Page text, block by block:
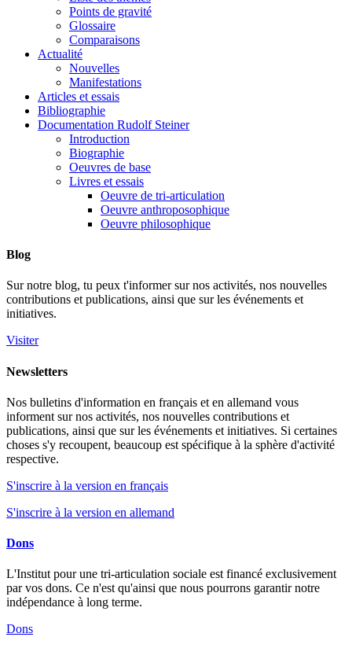
Points de gravité
Glossaire
Comparaisons
Actualité
Nouvelles
Manifestations
Articles et essais
Bibliographie
Documentation Rudolf Steiner
Introduction
Biographie
Oeuvres de base
Livres et essais
Oeuvre de tri-articulation
Oeuvre anthroposophique
Oeuvre philosophique
Blog
Sur notre blog, tu peux t'informer sur nos activités, nos nouvelles
contributions et publications, ainsi que sur les événements et
initiatives.
Visiter
Newsletters
Nos bulletins d'information en français et en allemand vous
informent sur nos activités, nos nouvelles contributions et
publications, ainsi que sur les événements et initiatives. Si certaines
choses s'y recoupent, beaucoup est spécifique à la sphère d'activité
respective.
S'inscrire à la version en français
S'inscrire à la version en allemand
Dons
L'Institut pour une tri-articulation sociale est financé exclusivement
par vos dons. Ce n'est qu'ainsi que nous pourrons garantir notre
indépendance à long terme.
Dons